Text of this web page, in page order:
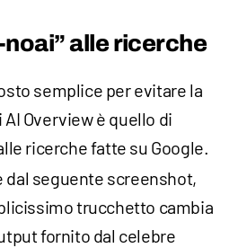
alle ricerche
semplice per evitare la
Overview è quello di
ricerche fatte su Google.
dal seguente screenshot,
trucchetto cambia
fornito dal celebre